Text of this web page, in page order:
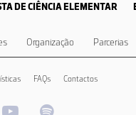
DE CIÊNCIA ELEMENTAR
Organização Parcerias
FAQs Contactos